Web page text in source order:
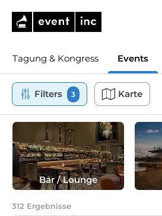
Tagung & Kongress Events
Filters 3 Karte
Bar / Lounge
312 Ergebnisse